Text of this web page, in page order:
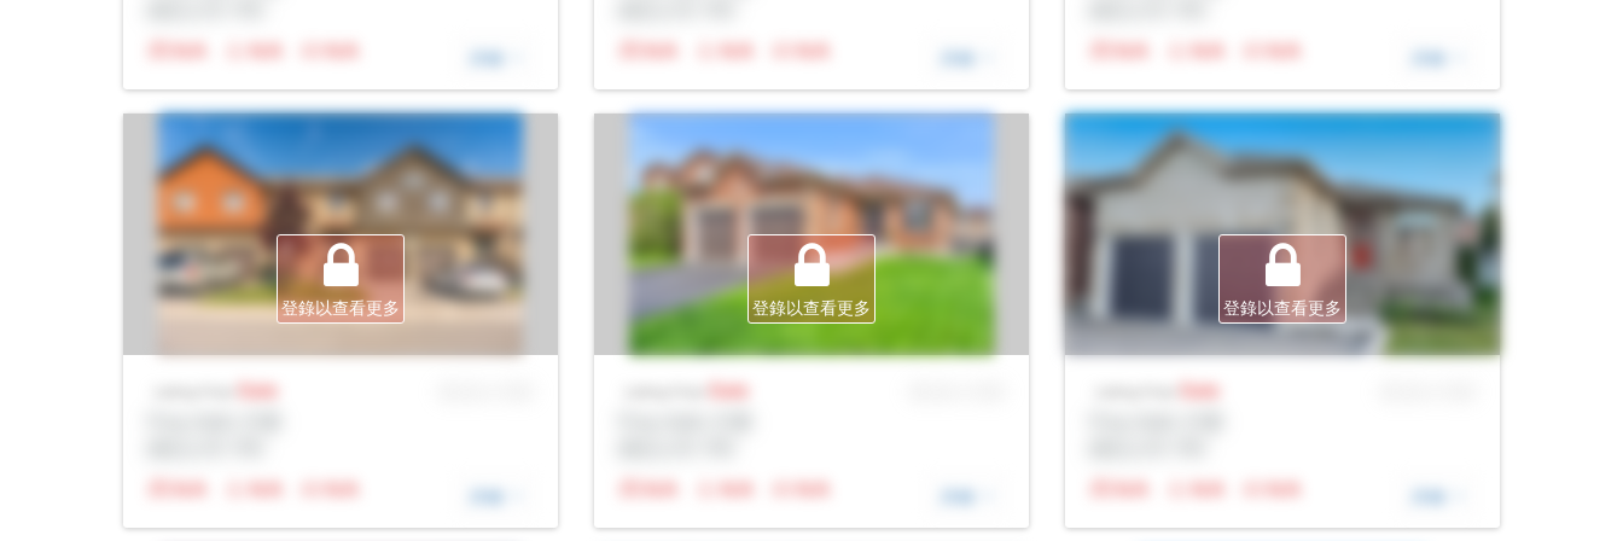
N/A
N/A N/A 詳細
N/A
N/A N/A 詳細
N/A
N/A N/A 詳細
登錄以查看更多
Sale
N/A
N/A N/A 詳細
登錄以查看更多
Sale
N/A
N/A N/A 詳細
登錄以查看更多
Sale
N/A
N/A N/A 詳細